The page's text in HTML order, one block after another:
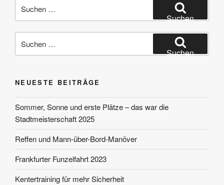
nach:
Suchen
nach:
Suchen
NEUESTE BEITRÄGE
Sommer, Sonne und erste Plätze – das war die
Stadtmeisterschaft 2025
Reffen und Mann-über-Bord-Manöver
Frankfurter Funzelfahrt 2023
Kentertraining für mehr Sicherheit